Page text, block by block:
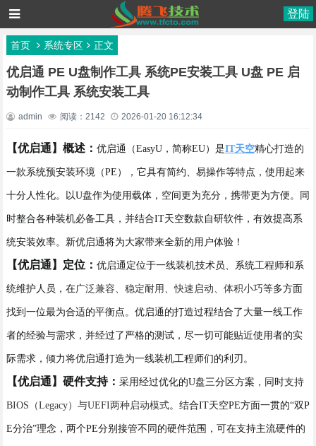
登陆
首页 系统专区 正文
优启通 PE U盘制作工具 系统PE安装工具 U盘 PE 启
动制作工具 系统安装工具
admin 阅读：2142 2026-01-20 16:12:34
【优启通】概述： 优启通（EasyU，简称EU）是IT天空精心打造的
一款系统预安装环境（PE），它具有简约、易操作等特点，使用起来
十分人性化。以U盘作为使用载体，空间更为充分，携带更为方便。同
时整合各种装机必备工具，并结合IT天空数款自研软件，有效提高系
统安装效率。新优启通将为大家带来全新的用户体验！
【优启通】定位： 优启通定位于一线装机技术员、系统工程师和系
统维护人员，在广泛兼容、稳定耐用、快速启动、体积小巧等多方面
找到一位最为合适的平衡点。优启通的打造过程结合了大量一线工作
者的经验与需求，并经过了严格的测试，尽一切可能贴近使用者的实
际需求，倾力将优启通打造为一线装机工程师们的利刃。
【优启通】硬件支持： 采用经过优化的U盘三分区方案，同时支持
BIOS（Legacy）与UEFI两种启动模式。结合IT天空PE方面一贯的“双P
E分治”理念，两个PE分别接管不同的硬件范围，可在支持主流硬件的